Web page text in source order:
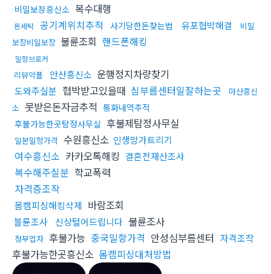
비밀보장흥신소 복수대행
돈세탁 공기계위치추적 사기당한돈찾는법 유포협박해결
비밀
보장비밀보장 불륜조회 핸드폰해킹
밀항브로커
리뷰악플 안산흥신소 운행정지차량찾기
도와주실분 협박받고있을때 심부름센터일잘하는곳
마산흥신
소 못받은돈자금추적 통화내역추적
후불가능한곳탐정사무실 후불제탐정사무실
일본밀항가격 수원흥신소 인생망가트리기
여수흥신소 카카오톡해킹 결혼전재산조사
복수해주실분 학교폭력
자격증조작
몸캠피싱해킹삭제 바람조회
불륜조사 신상털어드립니다 불륜조사
청부업자 후불가능 중국밀항가격 안성심부름센터 자격조작
후불가능한곳흥신소 몸캠피싱대처방법